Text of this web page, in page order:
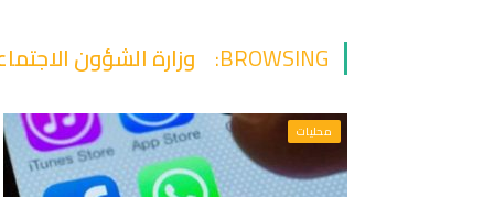
BROWSING: وزارة الشؤون
محليات